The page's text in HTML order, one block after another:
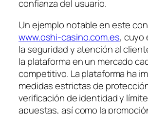
confianza del usuario.
Un ejemplo notable en este
www.oshi-casino.com.es, cuyo
la seguridad y atención al
la plataforma en un mercado
competitivo. La plataforma ha
medidas estrictas de
verificación de identidad y
apuestas, así como la